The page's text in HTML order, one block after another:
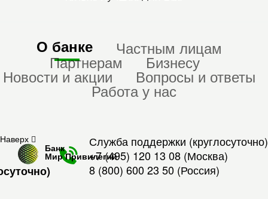
О банке Частным лицам
Партнерам Бизнесу
Новости и акции Вопросы и ответы
Работа у нас
Служба поддержки (круглосуточно)
+7 (495) 120 13 08 (Москва)
8 (800) 600 23 50 (Россия)
Наверх
Банк
Мир Привилегий